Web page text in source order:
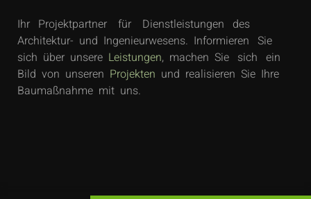
Ihr Projektpartner für Dienstleistungen des
Architektur- und Ingenieurwesens. Informieren Sie
sich über unsere Leistungen, machen Sie sich ein
Bild von unseren Projekten und realisieren Sie Ihre
Baumaßnahme mit uns.